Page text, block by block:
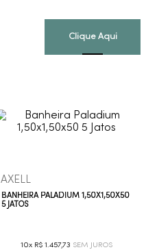
AXELL
BANHEIRA PALADIUM 1,50X1,50X50
5 JATOS
10 R$ 1.457,73